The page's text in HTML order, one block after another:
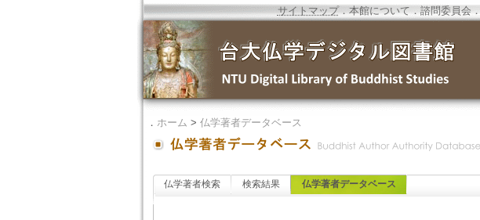
サイトマップ．本館について．諮問委員会．
． ホーム > 仏学著者データベース
仏学著者検索 検索結果 仏学著者データベース